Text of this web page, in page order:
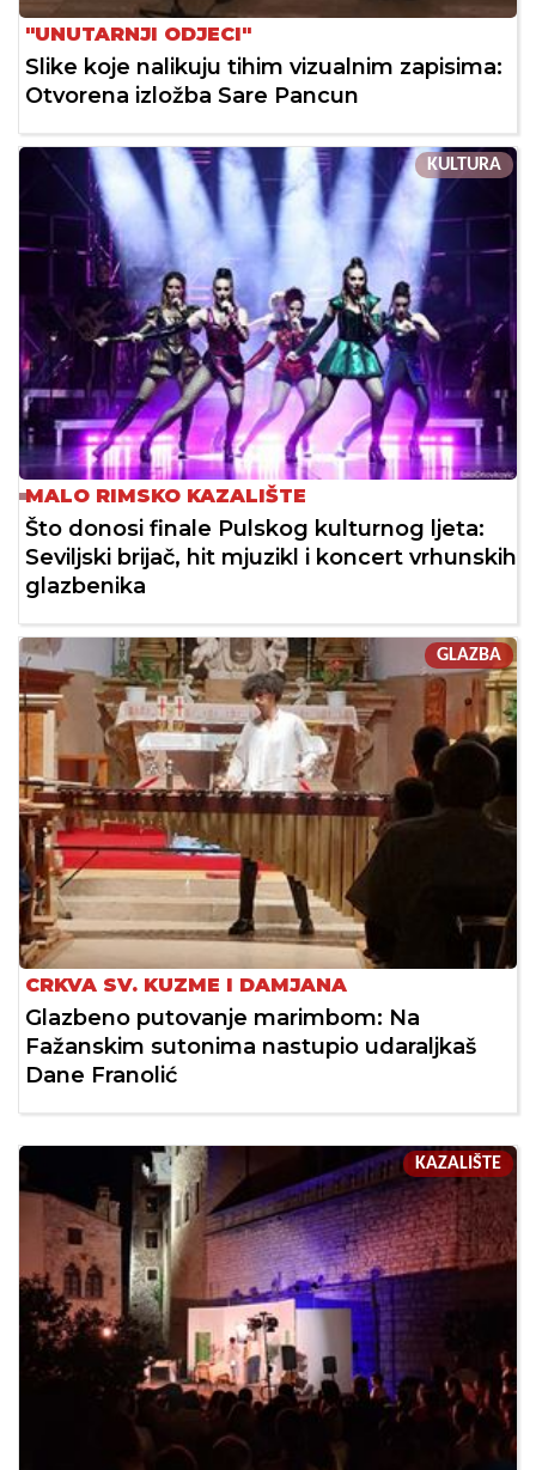
"UNUTARNJI ODJECI"
Slike koje nalikuju tihim vizualnim zapisima:
Otvorena izložba Sare Pancun
KULTURA
MALO RIMSKO KAZALIŠTE
Što donosi finale Pulskog kulturnog ljeta:
Seviljski brijač, hit mjuzikl i koncert vrhunskih
glazbenika
GLAZBA
CRKVA SV. KUZME I DAMJANA
Glazbeno putovanje marimbom: Na
Fažanskim sutonima nastupio udaraljkaš
Dane Franolić
KAZALIŠTE